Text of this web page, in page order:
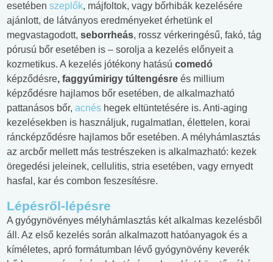
esetében szeplők, májfoltok, vagy bőrhibák kezelésére
ajánlott, de látványos eredményeket érhetünk el
megvastagodott, seborrheás, rossz vérkeringésű, fakó, tág
pórusú bőr esetében is – sorolja a kezelés előnyeit a
kozmetikus. A kezelés jótékony hatású comedó
képződésre, faggyúmirigy túltengésre és millium
képződésre hajlamos bőr esetében, de alkalmazható
pattanásos bőr, acnés hegek eltüntetésére is. Anti-aging
kezelésekben is használjuk, rugalmatlan, élettelen, korai
ráncképződésre hajlamos bőr esetében. A mélyhámlasztás
az arcbőr mellett más testrészeken is alkalmazható: kezek
öregedési jeleinek, cellulitis, stria esetében, vagy ernyedt
hasfal, kar és combon feszesítésre.
Lépésről-lépésre
A gyógynövényes mélyhámlasztás két alkalmas kezelésből
áll. Az első kezelés során alkalmazott hatóanyagok és a
kíméletes, apró formátumban lévő gyógynövény keverék